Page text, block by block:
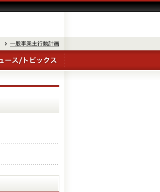
一般事業主行動計画